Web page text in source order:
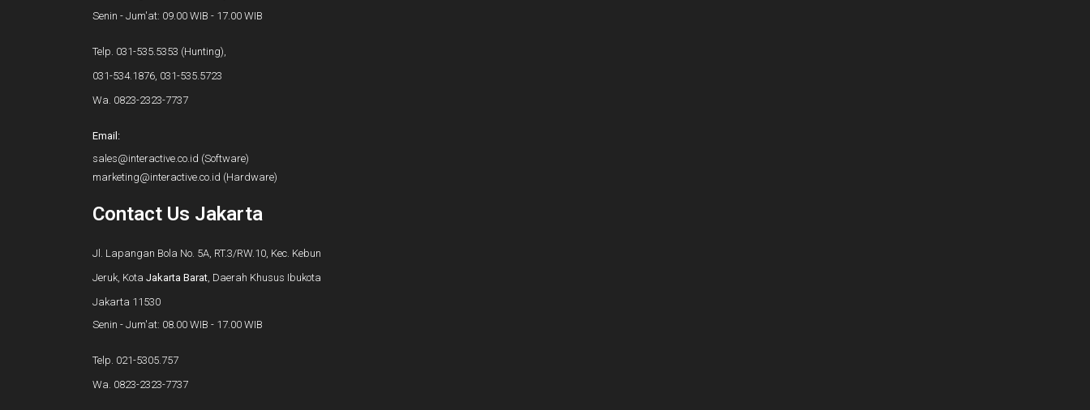
Senin - Jum'at: 09.00 WIB - 17.00 WIB
Telp. 031-535.5353 (Hunting),
031-534.1876, 031-535.5723
Wa. 0823-2323-7737
Email:
sales@interactive.co.id (Software)
marketing@interactive.co.id (Hardware)
Contact Us Jakarta
Jl. Lapangan Bola No. 5A, RT.3/RW.10, Kec. Kebun
Jeruk, Kota Jakarta Barat, Daerah Khusus Ibukota
Jakarta 11530
Senin - Jum'at: 08.00 WIB - 17.00 WIB
Telp. 021-5305.757
Wa. 0823-2323-7737